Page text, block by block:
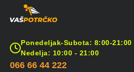
Ponedeljak-Subota: 8:00-21:00
Nedelja: 10:00 - 21:00
066 66 44 222